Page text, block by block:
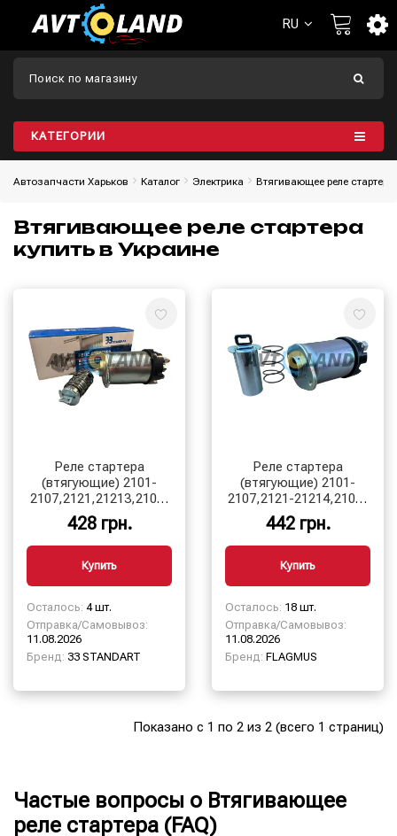
RU
КАТЕГОРИИ
Автозапчасти Харьков Каталог Электрика Втягивающее реле стартера
Втягивающее реле стартера
купить в Украине
Реле стартера
(втягующие) 2101-
2107,2121,21213,2108-
2115,2110-2112
428 грн.
Купить
Осталось: 4 шт.
Отправка/Самовывоз:
11.08.2026
Бренд: 33 STANDART
Реле стартера
(втягующие) 2101-
2107,2121-21214,2108-
2115,2110-2112
редукторный
442 грн.
Купить
Осталось: 18 шт.
Отправка/Самовывоз:
11.08.2026
Бренд: FLAGMUS
Показано с 1 по 2 из 2 (всего 1 страниц)
Частые вопросы о Втягивающее
реле стартера (FAQ)